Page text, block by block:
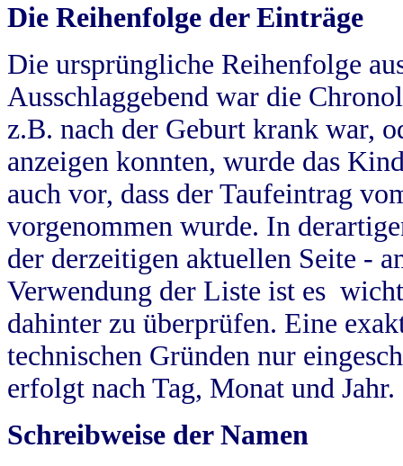
Die Reihenfolge der Einträge
Die ursprüngliche Reihenfolge
Ausschlaggebend war die
z.B. nach der Geburt krank war,
anzeigen konnten, wurde das
auch vor, dass der Taufeintrag
vorgenommen wurde. In
der derzeitigen aktuellen Seite -
Verwendung der Liste ist es
dahinter zu überprüfen. Eine
technischen Gründen nur
erfolgt nach Tag, Monat und Jahr.
Schreibweise der Namen